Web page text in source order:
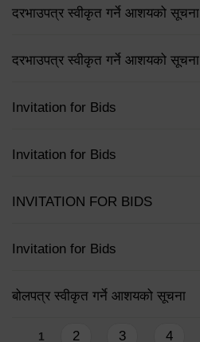
दरभाउपत्र स्वीकृत गर्ने आशयको सूचना
दरभाउपत्र स्वीकृत गर्ने आशयको सूचना
Invitation for Bids
Invitation for Bids
INVITATION FOR BIDS
Invitation for Bids
बोलपत्र स्वीकृत गर्ने आशयको सूचना
Pages
1 2 3 4